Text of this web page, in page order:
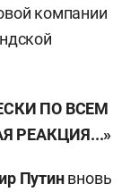
компании
ПО ВСЕМ
РЕАКЦИЯ...»
Путинвновь